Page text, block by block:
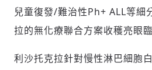
兒童復發/難治性Ph+ ALL等細
拉的無化療聯合方案收穫亮眼
利沙托克拉針對慢性淋巴細胞